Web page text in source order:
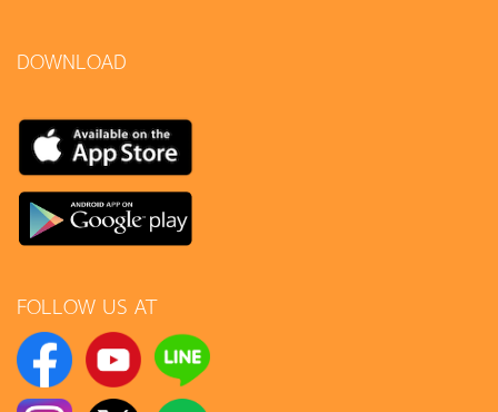
DOWNLOAD
FOLLOW US AT